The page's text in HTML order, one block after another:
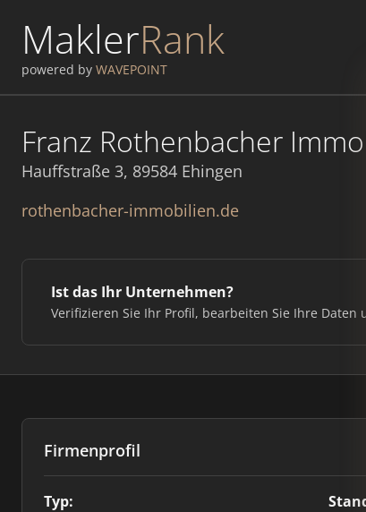
MaklerRank
powered by WAVEPOINT
Franz Rothenbacher
Hauffstraße 3, 89584 Ehingen
rothenbacher-immobilien.de
Ist das Ihr Unternehmen?
Verifizieren Sie Ihr Profil, bearbeiten Sie Ihre Daten
Firmenprofil
Typ: